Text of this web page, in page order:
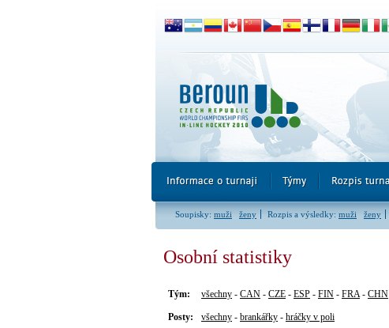
Soupisky: muži ženy Rozpis a výsledky: muži ženy
Osobní statistiky
Tým: všechny - CAN - CZE - ESP - FIN - FRA- CHN
Posty: všechny - brankářky - hráčky v poli